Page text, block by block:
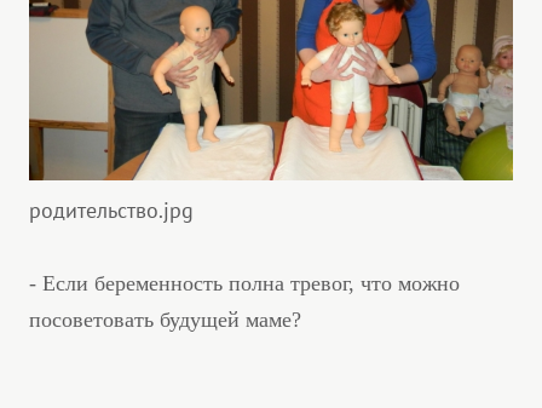
родительство.jpg
- Если беременность полна тревог, что можно
посоветовать будущей маме?